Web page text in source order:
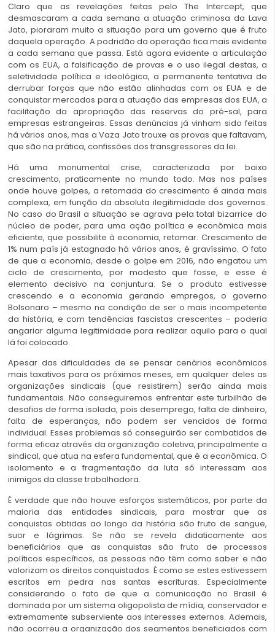
Claro que as revelações feitas pelo The Intercept, que
desmascaram a cada semana a atuação criminosa da Lava
Jato, pioraram muito a situação para um governo que é fruto
daquela operação. A podridão da operação fica mais evidente
a cada semana que passa. Está agora evidente a articulação
com os EUA, a falsificação de provas e o uso ilegal destas, a
seletividade política e ideológica, a permanente tentativa de
derrubar forças que não estão alinhadas com os EUA e de
conquistar mercados para a atuação das empresas dos EUA, a
facilitação da apropriação das reservas do pré-sal, para
empresas estrangeiras. Essas denúncias já vinham sido feitas
há vários anos, mas a Vaza Jato trouxe as provas que faltavam,
que são na prática, confissões dos transgressores da lei.
Há uma monumental crise, caracterizada por baixo
crescimento, praticamente no mundo todo. Mas nos países
onde houve golpes, a retomada do crescimento é ainda mais
complexa, em função da absoluta ilegitimidade dos governos.
No caso do Brasil a situação se agrava pela total bizarrice do
núcleo de poder, para uma ação política e econômica mais
eficiente, que possibilite à economia, retomar. Crescimento de
1% num país já estagnado há vários anos, é gravíssimo. O fato
de que a economia, desde o golpe em 2016, não engatou um
ciclo de crescimento, por modesto que fosse, e esse é
elemento decisivo na conjuntura. Se o produto estivesse
crescendo e a economia gerando empregos, o governo
Bolsonaro – mesmo na condição de ser o mais incompetente
da história, e com tendências fascistas crescentes – poderia
angariar alguma legitimidade para realizar aquilo para o qual
lá foi colocado.
Apesar das dificuldades de se pensar cenários econômicos
mais taxativos para os próximos meses, em qualquer deles as
organizações sindicais (que resistirem) serão ainda mais
fundamentais. Não conseguiremos enfrentar este turbilhão de
desafios de forma isolada, pois desemprego, falta de dinheiro,
falta de esperanças, não podem ser vencidos de forma
individual. Esses problemas só conseguirão ser combatidos de
forma eficaz através da organização coletiva, principalmente a
sindical, que atua na esfera fundamental, que é a econômica. O
isolamento e a fragmentação da luta só interessam aos
inimigos da classe trabalhadora.
É verdade que não houve esforços sistemáticos, por parte da
maioria das entidades sindicais, para mostrar que as
conquistas obtidas ao longo da história são fruto de sangue,
suor e lágrimas. Se não se revela didaticamente aos
beneficiários que as conquistas são fruto de processos
políticos específicos, as pessoas não têm como saber e não
valorizam os direitos conquistados. É como se estes estivessem
escritos em pedra nas santas escrituras. Especialmente
considerando o fato de que a comunicação no Brasil é
dominada por um sistema oligopolista de mídia, conservador e
extremamente subserviente aos interesses externos. Ademais,
não ocorreu a organização dos segmentos beneficiados com